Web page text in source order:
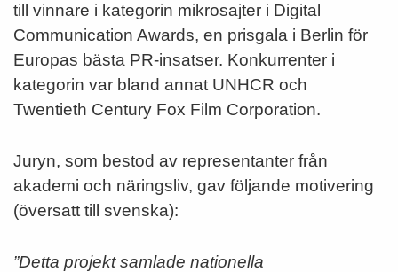
till vinnare i kategorin mikrosajter i Digital
Communication Awards, en prisgala i Berlin för
Europas bästa PR-insatser. Konkurrenter i
kategorin var bland annat UNHCR och
Twentieth Century Fox Film Corporation.
Juryn, som bestod av representanter från
akademi och näringsliv, gav följande motivering
(översatt till svenska):
”Detta projekt samlade nationella